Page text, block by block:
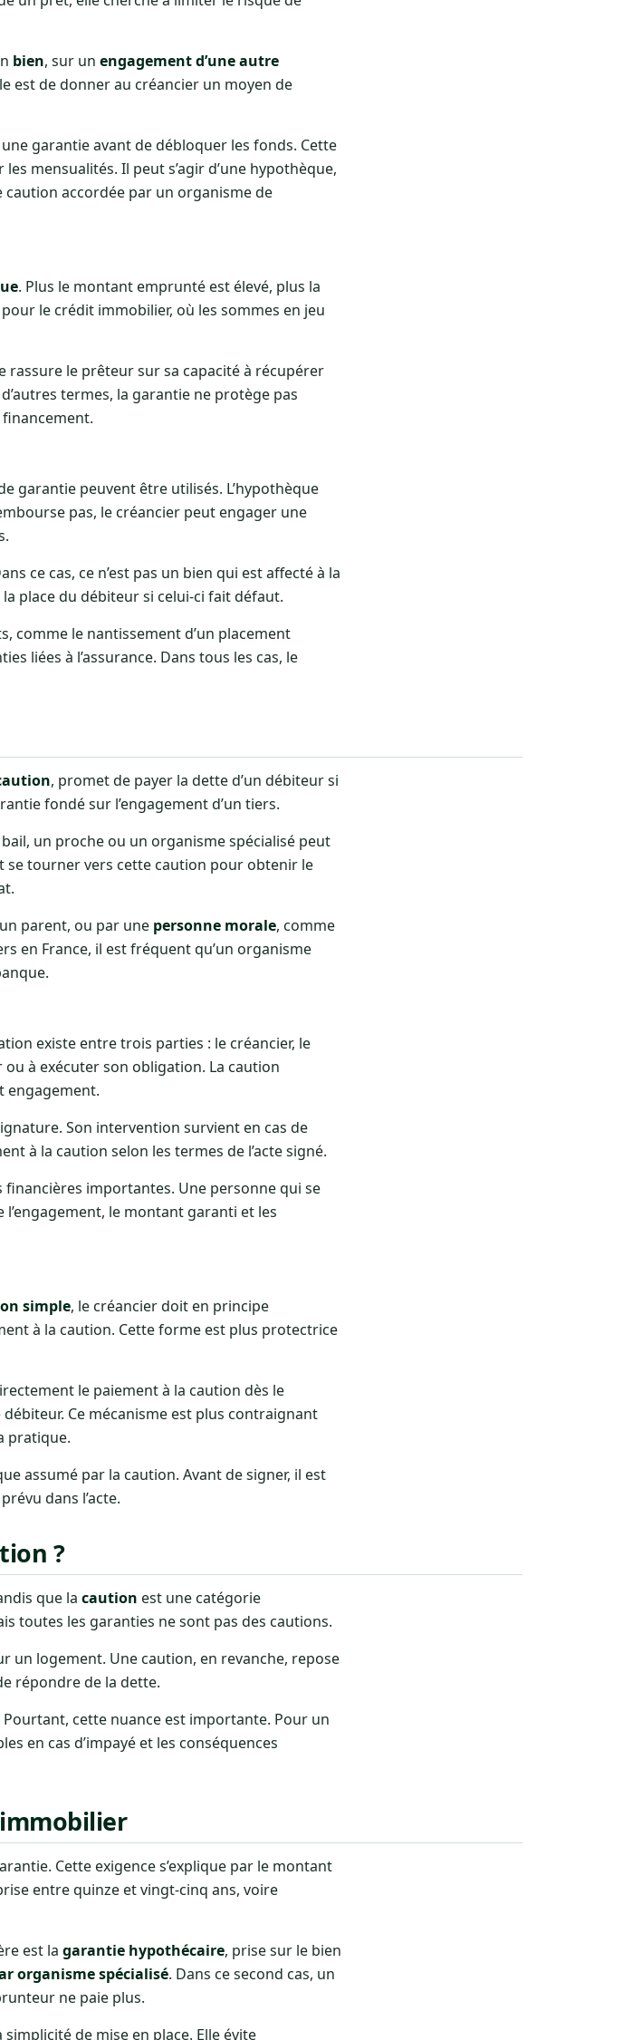
bien, sur un engagement d’une autre
est de donner au créancier un moyen de
garantie avant de débloquer les fonds. Cette
mensualités. Il peut s’agir d’une hypothèque,
caution accordée par un organisme de
. Plus le montant emprunté est élevé, plus la
le crédit immobilier, où les sommes en jeu
rassure le prêteur sur sa capacité à récupérer
termes, la garantie ne protège pas
financement.
garantie peuvent être utilisés. L’hypothèque
pas, le créancier peut engager une
ce cas, ce n’est pas un bien qui est affecté à la
place du débiteur si celui-ci fait défaut.
comme le nantissement d’un placement
liées à l’assurance. Dans tous les cas, le
, promet de payer la dette d’un débiteur si
fondé sur l’engagement d’un tiers.
un proche ou un organisme spécialisé peut
se tourner vers cette caution pour obtenir le
parent, ou par une personne morale, comme
en France, il est fréquent qu’un organisme
existe entre trois parties : le créancier, le
à exécuter son obligation. La caution
engagement.
Son intervention survient en cas de
à la caution selon les termes de l’acte signé.
financières importantes. Une personne qui se
le montant garanti et les
simple, le créancier doit en principe
à la caution. Cette forme est plus protectrice
le paiement à la caution dès le
Ce mécanisme est plus contraignant
pratique.
assumé par la caution. Avant de signer, il est
dans l’acte.
?
que la caution est une catégorie
toutes les garanties ne sont pas des cautions.
un logement. Une caution, en revanche, repose
répondre de la dette.
cette nuance est importante. Pour un
en cas d’impayé et les conséquences
Cette exigence s’explique par le montant
entre quinze et vingt-cinq ans, voire
est la garantie hypothécaire, prise sur le bien
organisme spécialisé. Dans ce second cas, un
ne paie plus.
de mise en place. Elle évite